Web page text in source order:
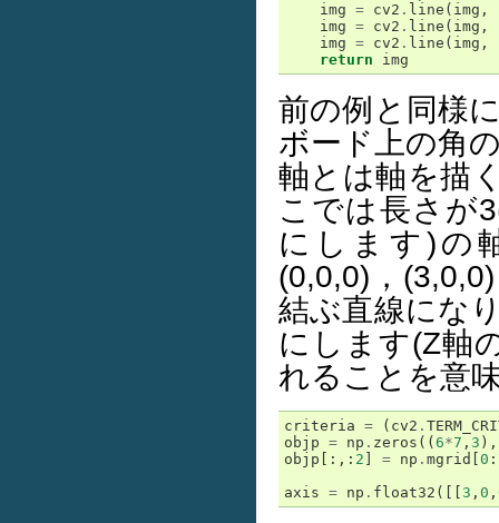
img = cv2 . line ( img ,
img = cv2 . line ( img ,
img = cv2 . line ( img ,
return
img
前の例と同様
ボード上の角
軸とは軸を描
こでは長さが
にします)の
(0,0,0)，
結ぶ直線にな
にします(Z軸
れることを意
criteria = ( cv2 .
objp = np . zeros (( 6*7 , 3 ),
objp [:,: 2 = np . mgrid 0 :
axis = np . float32 ([[ 3 , 0 ,